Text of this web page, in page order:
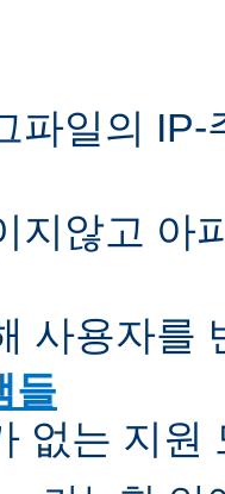
파일의
지않고 아
사용자를
들
없는 지원